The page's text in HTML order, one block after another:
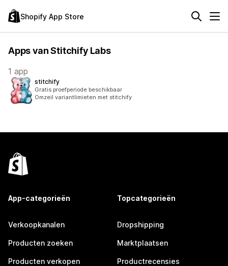
Shopify App Store
Apps van Stitchify Labs
1 app
stitchify
Gratis proefperiode beschikbaar
Omzeil variantlimieten met stitchify
App-categorieën
Verkoopkanalen
Producten zoeken
Producten verkopen
Topcategorieën
Dropshipping
Marktplaatsen
Productrecensies